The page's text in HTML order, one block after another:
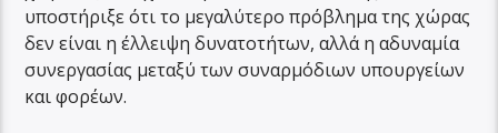
υποστήριξε ότι το μεγαλύτερο πρόβλημα της χώρας
δεν είναι η έλλειψη δυνατοτήτων, αλλά η αδυναμία
συνεργασίας μεταξύ των συναρμόδιων υπουργείων
και φορέων.